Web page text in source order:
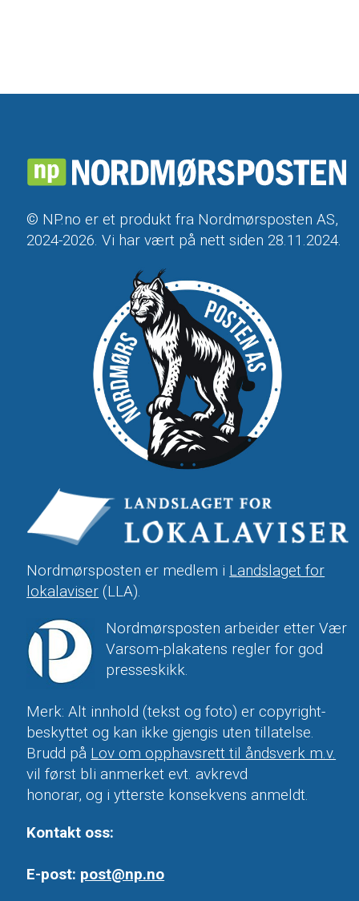
© NP.no er et produkt fra Nordmørsposten AS,
2024-2026. Vi har vært på nett siden 28.11.2024.
Nordmørsposten er medlem i Landslaget for
lokalaviser (LLA).
Nordmørsposten arbeider etter Vær
Varsom-plakatens regler for god
presseskikk.
Merk: Alt innhold (tekst og foto) er copyright-
beskyttet og kan ikke gjengis uten tillatelse.
Brudd på Lov om opphavsrett til åndsverk m.v.
vil først bli anmerket evt. avkrevd
honorar, og i ytterste konsekvens anmeldt.
Kontakt oss:
E-post: post@np.no